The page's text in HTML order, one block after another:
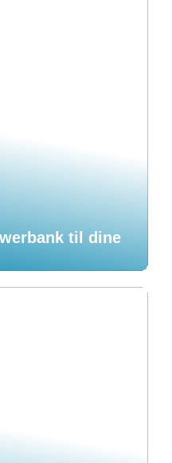
til dine